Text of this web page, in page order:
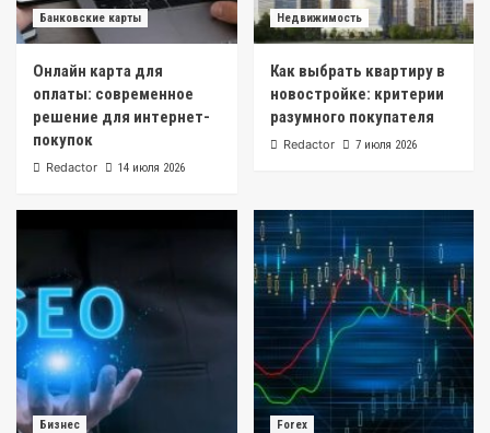
Банковские карты
Онлайн карта для
оплаты: современное
решение для интернет-
покупок
Redactor 14 июля 2026
Недвижимость
Как выбрать квартиру в
новостройке: критерии
разумного покупателя
Redactor 7 июля 2026
Бизнес Forex